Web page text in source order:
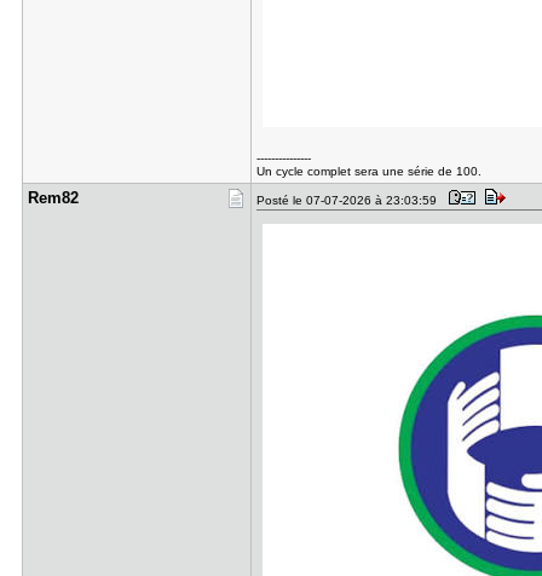
---------------
Un cycle complet sera une série de 100.
Rem82 Posté le 07-07-2026 à 23:03:59